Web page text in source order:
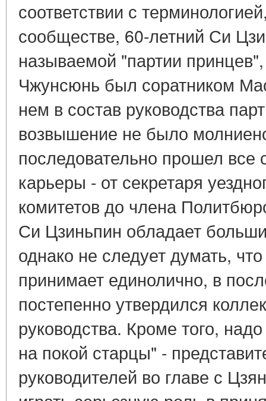
соответствии с
сообществе, 60-летний Си
называемой "партии
Чжунсюнь был соратником
нем в состав руководства
возвышение не было
последовательно прошел все
карьеры - от секретаря
комитетов до члена
Си Цзиньпин обладает
однако не следует думать,
принимает единолично, в
постепенно утвердился
руководства. Кроме того,
на покой старцы" -
руководителей во главе с